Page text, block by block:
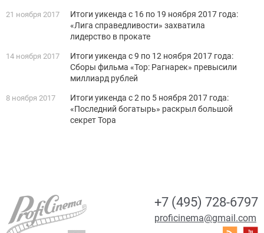
21 ноября 2017
Итоги уикенда с 16 по 19 ноября 2017 года:
«Лига справедливости» захватила
лидерство в прокате
14 ноября 2017
Итоги уикенда с 9 по 12 ноября 2017 года:
Сборы фильма «Тор: Рагнарек» превысили
миллиард рублей
8 ноября 2017
Итоги уикенда с 2 по 5 ноября 2017 года:
«Последний богатырь» раскрыл большой
секрет Тора
+7 (495) 728-6797
proficinema@gmail.com